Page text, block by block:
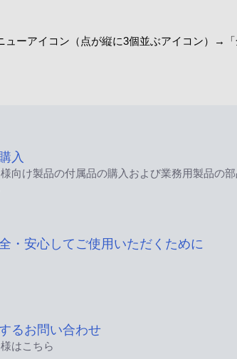
ーアイコン（点が縦に3個並ぶアイコン）→「
入
向け製品の付属品の購入および業務用製品の
・安心してご使用いただくために
るお問い合わせ
はこちら